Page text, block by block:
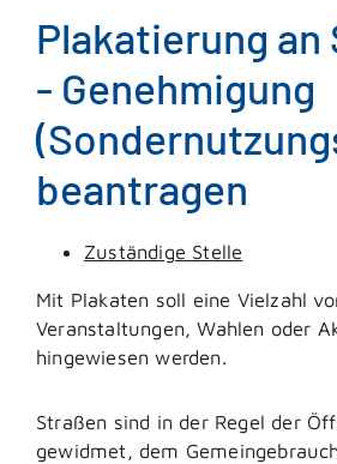
Plakatierung an
- Genehmigung
beantragen
Zuständige Stelle
Mit Plakaten soll eine Vielzahl
Veranstaltungen, Wahlen oder
hingewiesen werden.
Straßen sind in der Regel der
gewidmet, dem